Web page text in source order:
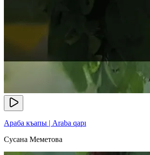
Араба къапы | Araba qapı
Сусана Меметова